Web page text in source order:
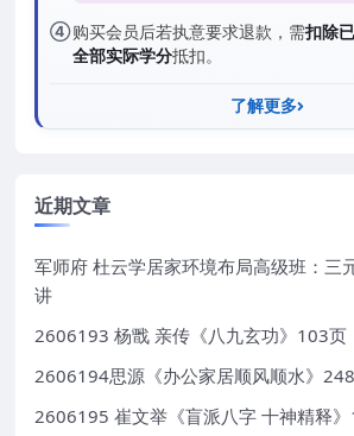
④购买会员后若执意要求退款，需扣除
全部实际学分抵扣。
了解更多
近期文章
军师府 杜云学居家环境布局高级班：三
讲
2606193 杨戬 亲传《八九玄功》103页
2606194思源《办公家居顺风顺水》
2606195 崔文举《盲派八字 十神精释